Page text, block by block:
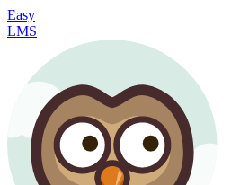
Easy
LMS